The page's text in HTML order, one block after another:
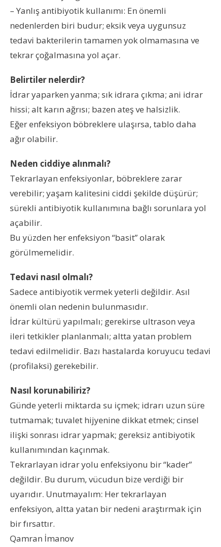
– Yanlış antibiyotik kullanımı: En önemli
nedenlerden biri budur; eksik veya uygunsuz
tedavi bakterilerin tamamen yok olmamasına ve
tekrar çoğalmasına yol açar.
Belirtiler nelerdir?
İdrar yaparken yanma; sık idrara çıkma; ani idrar
hissi; alt karın ağrısı; bazen ateş ve halsizlik.
Eğer enfeksiyon böbreklere ulaşırsa, tablo daha
ağır olabilir.
Neden ciddiye alınmalı?
Tekrarlayan enfeksiyonlar, böbreklere zarar
verebilir; yaşam kalitesini ciddi şekilde düşürür;
sürekli antibiyotik kullanımına bağlı sorunlara yol
açabilir.
Bu yüzden her enfeksiyon “basit” olarak
görülmemelidir.
Tedavi nasıl olmalı?
Sadece antibiyotik vermek yeterli değildir. Asıl
önemli olan nedenin bulunmasıdır.
İdrar kültürü yapılmalı; gerekirse ultrason veya
ileri tetkikler planlanmalı; altta yatan problem
tedavi edilmelidir. Bazı hastalarda koruyucu tedavi
(profilaksi) gerekebilir.
Nasıl korunabiliriz?
Günde yeterli miktarda su içmek; idrarı uzun süre
tutmamak; tuvalet hijyenine dikkat etmek; cinsel
ilişki sonrası idrar yapmak; gereksiz antibiyotik
kullanımından kaçınmak.
Tekrarlayan idrar yolu enfeksiyonu bir “kader”
değildir. Bu durum, vücudun bize verdiği bir
uyarıdır. Unutmayalım: Her tekrarlayan
enfeksiyon, altta yatan bir nedeni araştırmak için
bir fırsattır.
Qamran İmanov